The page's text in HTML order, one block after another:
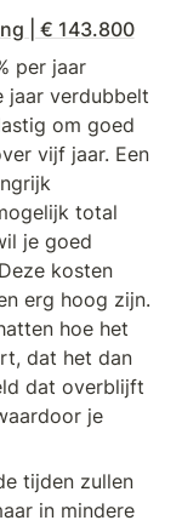
| € 143.800
per jaar
jaar verdubbelt
om goed
vijf jaar. Een
total
je goed
kosten
erg hoog zijn.
hoe het
dat het dan
dat overblijft
je
tijden zullen
in mindere